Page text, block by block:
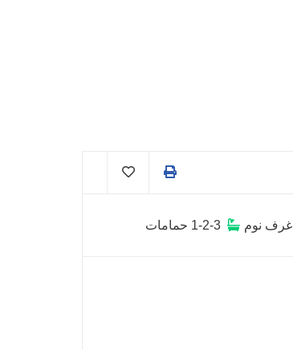
غرف نوم 1-2-3 حمامات